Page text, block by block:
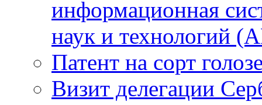
информационная
наук и технологий
Патент на сорт
Визит делегации